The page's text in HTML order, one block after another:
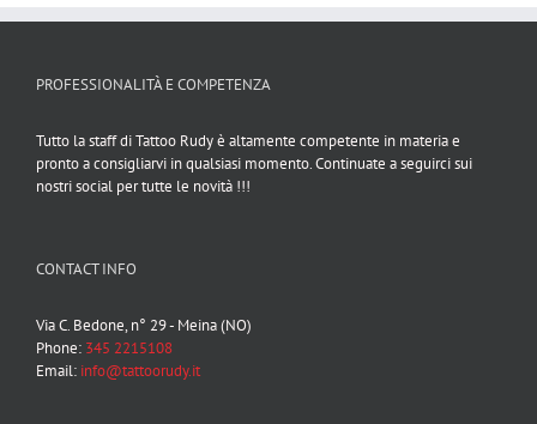
PROFESSIONALITÀ E COMPETENZA
Tutto la staff di Tattoo Rudy è altamente competente in materia e
pronto a consigliarvi in qualsiasi momento. Continuate a seguirci sui
nostri social per tutte le novità !!!
CONTACT INFO
Via C. Bedone, n° 29 - Meina (NO)
Phone: 345 2215108
Email: info@tattoorudy.it